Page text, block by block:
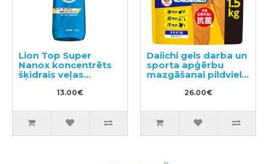
Lion Top Super
Nanox koncentrēts
šķidrais veļas
mazgāšanas
līdzeklis, 400ml
13.00€
Daiichi gels darba un
sporta apģērbu
mazgāšanai pildviela
26.00€